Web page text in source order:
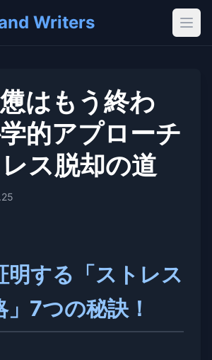
Writers メイ
はもう終わ
的アプローチ
ス脱却の道
明する「ストレス
」7つの秘訣！